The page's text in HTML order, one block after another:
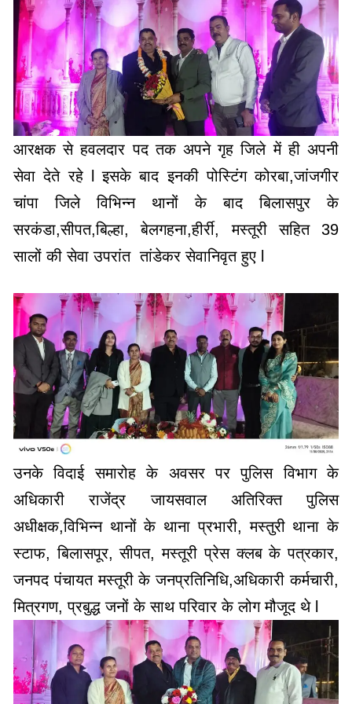
आरक्षक से हवलदार पद तक अपने गृह जिले में ही अपनी
सेवा देते रहे l इसके बाद इनकी पोस्टिंग कोरबा,जांजगीर
चांपा जिले विभिन्न थानों के बाद बिलासपुर के
सरकंडा,सीपत,बिल्हा, बेलगहना,हीर्री, मस्तूरी सहित 39
सालों की सेवा उपरांत तांडेकर सेवानिवृत हुए l
उनके विदाई समारोह के अवसर पर पुलिस विभाग के
अधिकारी राजेंद्र जायसवाल अतिरिक्त पुलिस
अधीक्षक,विभिन्न थानों के थाना प्रभारी, मस्तुरी थाना के
स्टाफ, बिलासपूर, सीपत, मस्तूरी प्रेस क्लब के पत्रकार,
जनपद पंचायत मस्तूरी के जनप्रतिनिधि,अधिकारी कर्मचारी,
मित्रगण, प्रबुद्ध जनों के साथ परिवार के लोग मौजूद थे l